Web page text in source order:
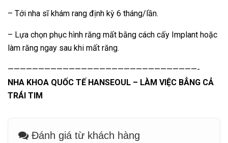
– Tới nha sĩ khám rang định kỳ 6 tháng/lần.
– Lựa chọn phục hình răng mất bằng cách cấy Implant hoặc
làm răng ngay sau khi mất răng.
———————————————————————————————-
NHA KHOA QUỐC TẾ HANSEOUL – LÀM VIỆC BẲNG CẢ
TRÁI TIM
Đánh giá từ khách hàng